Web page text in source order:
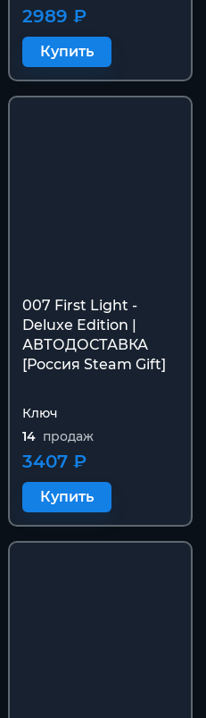
2989 ₽
Купить
007 First Light -
Deluxe Edition |
АВТОДОСТАВКА
[Россия Steam Gift]
Ключ
14 продаж
3407 ₽
Купить